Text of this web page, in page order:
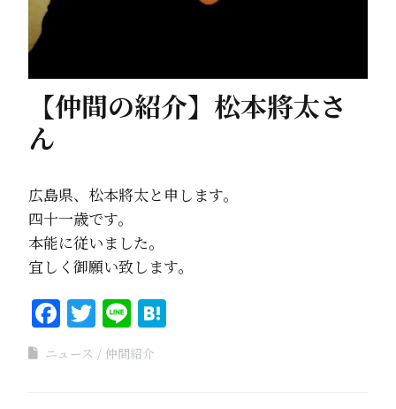
【仲間の紹介】松本將太さ
ん
広島県、松本將太と申します。
四十一歳です。
本能に従いました。
宜しく御願い致します。
Facebook
Twitter
Line
ニュース 仲間紹介